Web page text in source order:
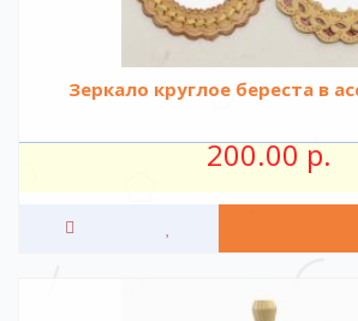
Зеркало круглое береста в
200.00 р.